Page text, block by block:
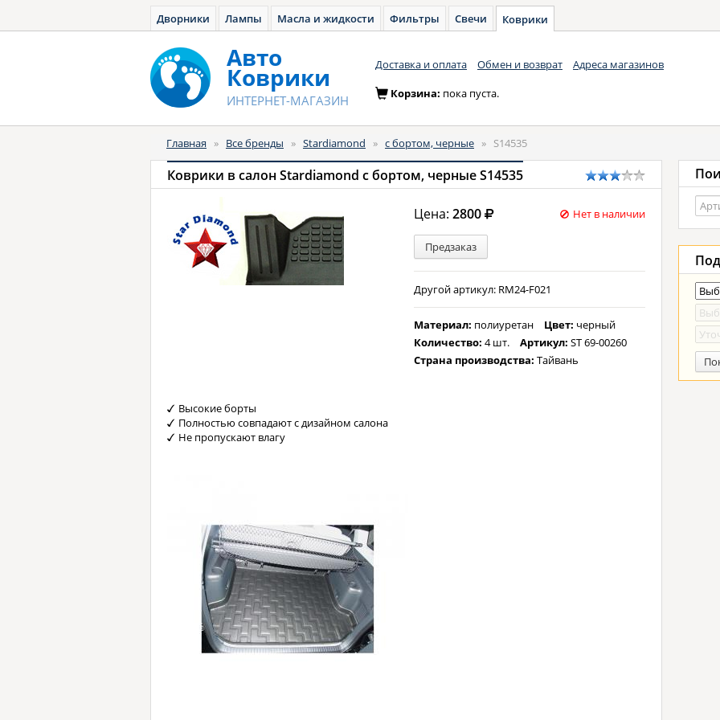
Дворники Лампы Масла и жидкости Фильтры Свечи Коврики
Авто
Коврики
ИНТЕРНЕТ-МАГАЗИН
Доставка и оплата Обмен и возврат Адреса магазинов
Корзина: пока пуста.
Главная » Все бренды » Stardiamond » с бортом, черные » S14535
Коврики в салон Stardiamond с бортом, черные S14535
Цена:2800 Нет в наличии
Предзаказ
Другой артикул: RM24-F021
Материал: полиуретан Цвет: черный
Количество:4 шт. Артикул:ST 69-00260
Страна производства:Тайвань
Высокие борты
Полностью совпадают с дизайном салона
Не пропускают влагу